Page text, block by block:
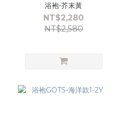
浴袍-芥末黃
NT$2,280
NT$2,580